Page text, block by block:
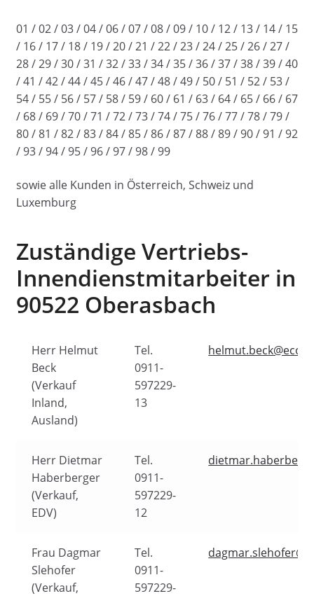
01 / 02 / 03 / 04 / 06 / 07 / 08 / 09 / 10 / 12 / 13 / 14 / 15
/ 16 / 17 / 18 / 19 / 20 / 21 / 22 / 23 / 24 / 25 / 26 / 27 /
28 / 29 / 30 / 31 / 32 / 33 / 34 / 35 / 36 / 37 / 38 / 39 / 40
/ 41 / 42 / 44 / 45 / 46 / 47 / 48 / 49 / 50 / 51 / 52 / 53 /
54 / 55 / 56 / 57 / 58 / 59 / 60 / 61 / 63 / 64 / 65 / 66 / 67
/ 68 / 69 / 70 / 71 / 72 / 73 / 74 / 75 / 76 / 77 / 78 / 79 /
80 / 81 / 82 / 83 / 84 / 85 / 86 / 87 / 88 / 89 / 90 / 91 / 92
/ 93 / 94 / 95 / 96 / 97 / 98 / 99
sowie alle Kunden in Österreich, Schweiz und
Luxemburg
Zuständige Vertriebs-
Innendienstmitarbeiter in
90522 Oberasbach
Herr Helmut
Beck
(Verkauf
Inland,
Ausland)
Tel.
0911-
597229-
13
Herr Dietmar
Haberberger
(Verkauf,
EDV)
Tel.
0911-
597229-
12
Frau Dagmar
Slehofer
(Verkauf,
Tel.
0911-
597229-